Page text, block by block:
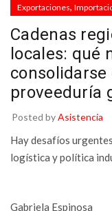
Exportaciones,
Cadenas
locales: qué
proveeduría
Posted byAsistencia
Hay desafíos
logística y política
Gabriela Espinosa